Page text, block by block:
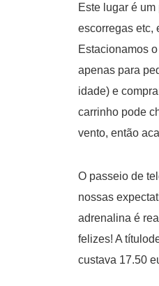
Este lugar é
escorregas etc,
Estacionamos
apenas para
idade) e
carrinho pode
vento, então
O passeio de
nossas
adrenalina é
felizes! A
custava 17.50